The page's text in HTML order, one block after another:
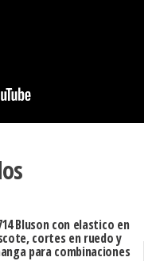
Bluson con elastico en
cortes en ruedo y
para combinaciones